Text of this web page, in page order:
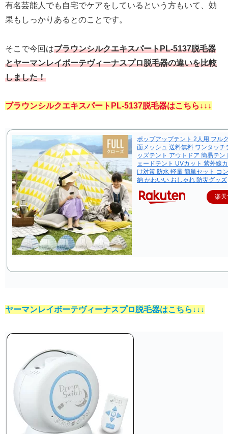
有名芸能人でも自宅でケアをしているという方もいて、効
果もしっかりあるとのことです。
そこで今回はブラウンシルクエキスパートPL-5137脱毛器
とヤーマンレイボーテヴィーナスプロ脱毛器の違いを比較
しました！
ブラウンシルクエキスパートPL-5137脱毛器はこちら↓↓↓
ポップアップテント 2人用 フル
面メッシュ 送料無料 ワンタッチ
ッズテント アウトドア 簡易テン
ェードテント UVカット 紫外線
け対策 防水 軽量 簡単セット コ
納 かわいい おしゃれ 防災グッズ
楽
ヤーマンレイボーテヴィーナスプロ脱毛器はこちら↓↓↓